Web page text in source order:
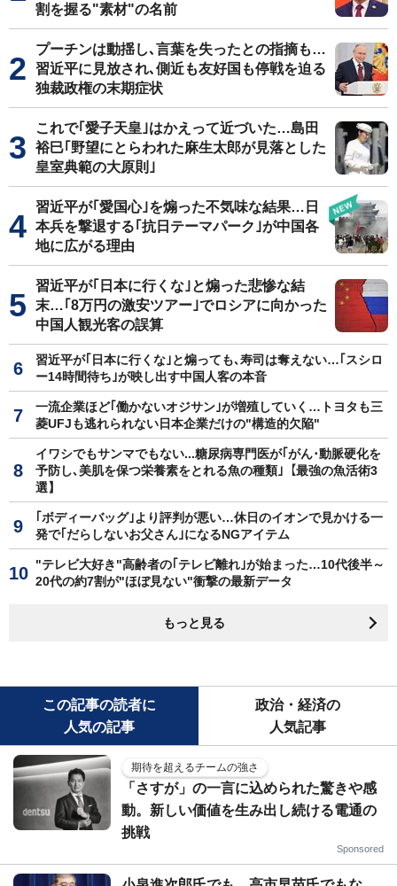
割を握る"素材"の名前
プーチンは動揺し､言葉を失ったとの指摘も…
習近平に見放され､側近も友好国も停戦を迫る
独裁政権の末期症状
これで｢愛子天皇｣はかえって近づいた…島田
裕巳｢野望にとらわれた麻生太郎が見落とした
皇室典範の大原則｣
習近平が｢愛国心｣を煽った不気味な結果…日
本兵を撃退する｢抗日テーマパーク｣が中国各
地に広がる理由
習近平が｢日本に行くな｣と煽った悲惨な結
末…｢8万円の激安ツアー｣でロシアに向かった
中国人観光客の誤算
習近平が｢日本に行くな｣と煽っても､寿司は奪えない…｢スシロ
ー14時間待ち｣が映し出す中国人客の本音
一流企業ほど｢働かないオジサン｣が増殖していく…トヨタも三
菱UFJも逃れられない日本企業だけの"構造的欠陥"
イワシでもサンマでもない...糖尿病専門医が｢がん･動脈硬化を
予防し､美肌を保つ栄養素をとれる魚の種類｣【最強の魚活術3
選】
｢ボディーバッグ｣より評判が悪い…休日のイオンで見かける一
発で｢だらしないお父さん｣になるNGアイテム
"テレビ大好き"高齢者の｢テレビ離れ｣が始まった…10代後半～
20代の約7割が"ほぼ見ない"衝撃の最新データ
もっと見る
この記事の読者に
人気の記事
政治・経済の
人気記事
期待を超えるチームの強さ
「さすが」の一言に込められた驚きや感
動。新しい価値を生み出し続ける電通の
挑戦
Sponsored